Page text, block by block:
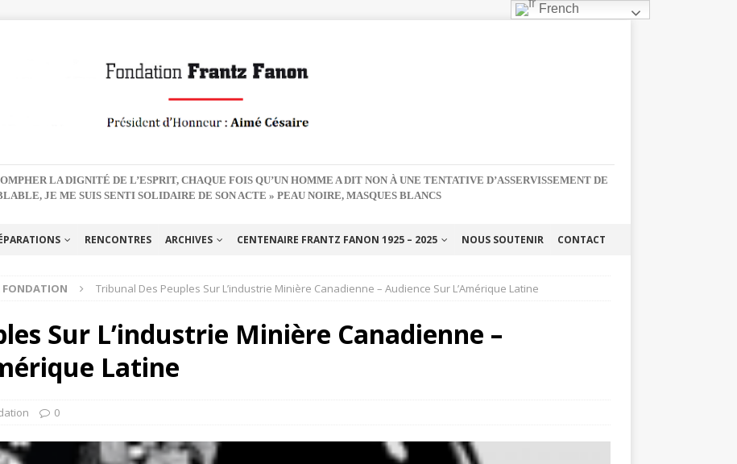
LA DIGNITÉ DE L’ESPRIT, CHAQUE FOIS QU’UN HOMME A DIT NON À UNE TENTATIVE D’ASSERVISSEMENT DE
JE ME SUIS SENTI SOLIDAIRE DE SON ACTE » PEAU NOIRE, MASQUES BLANCS
RENCONTRES ARCHIVES CENTENAIRE FRANTZ FANON 1925 – 2025 NOUS SOUTENIR CONTACT
FONDATION Tribunal Des Peuples Sur L’industrie Minière Canadienne – Audience Sur L’Amérique Latine
Sur L’industrie Minière Canadienne –
Latine
0
French